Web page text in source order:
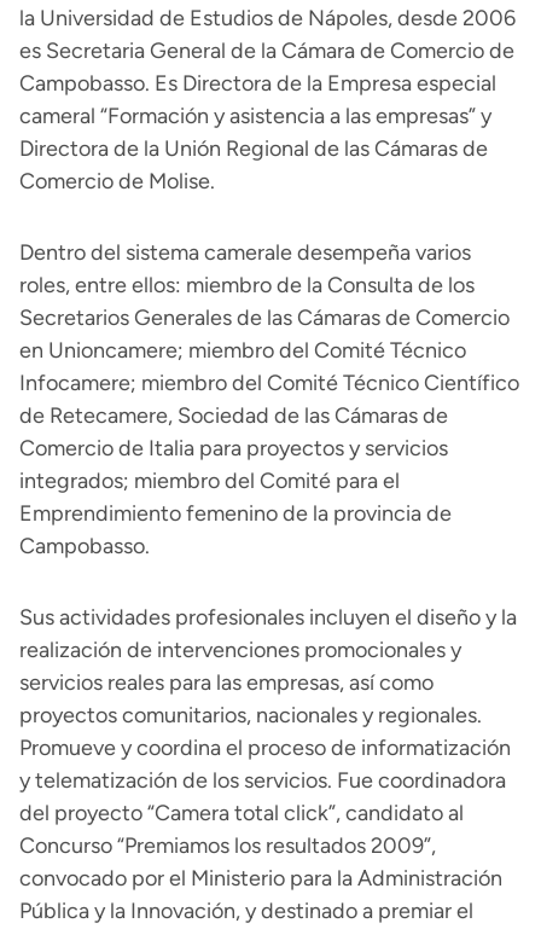
la Universidad de Estudios de Nápoles, desde 2006
es Secretaria General de la Cámara de Comercio de
Campobasso. Es Directora de la Empresa especial
cameral “Formación y asistencia a las empresas” y
Directora de la Unión Regional de las Cámaras de
Comercio de Molise.
Dentro del sistema camerale desempeña varios
roles, entre ellos: miembro de la Consulta de los
Secretarios Generales de las Cámaras de Comercio
en Unioncamere; miembro del Comité Técnico
Infocamere; miembro del Comité Técnico Científico
de Retecamere, Sociedad de las Cámaras de
Comercio de Italia para proyectos y servicios
integrados; miembro del Comité para el
Emprendimiento femenino de la provincia de
Campobasso.
Sus actividades profesionales incluyen el diseño y la
realización de intervenciones promocionales y
servicios reales para las empresas, así como
proyectos comunitarios, nacionales y regionales.
Promueve y coordina el proceso de informatización
y telematización de los servicios. Fue coordinadora
del proyecto “Camera total click”, candidato al
Concurso “Premiamos los resultados 2009”,
convocado por el Ministerio para la Administración
Pública y la Innovación, y destinado a premiar el